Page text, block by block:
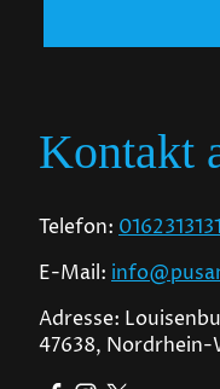
Kontakt
Telefon:
E-Mail:
Adresse:
47638, Nordrhein-